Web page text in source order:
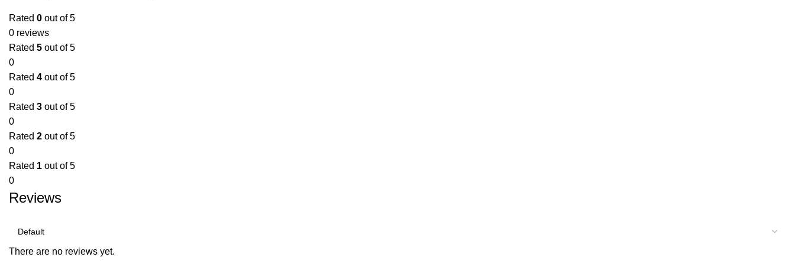
Rated 0 out of 5
0 reviews
Rated 5 out of 5
0
Rated 4 out of 5
0
Rated 3 out of 5
0
Rated 2 out of 5
0
Rated 1 out of 5
0
Reviews
There are no reviews yet.